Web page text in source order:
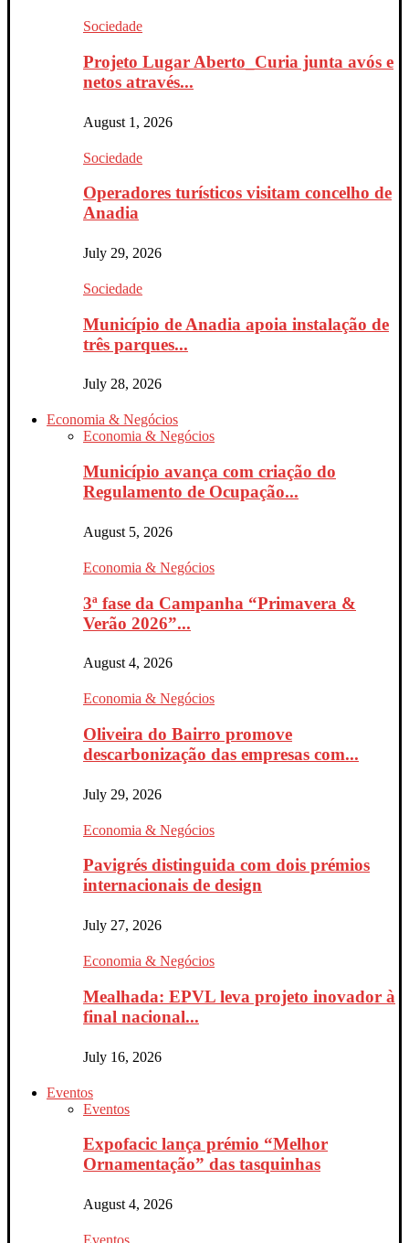
Sociedade
Projeto Lugar Aberto_Curia junta avós e
netos através...
August 1, 2026
Sociedade
Operadores turísticos visitam concelho de
Anadia
July 29, 2026
Sociedade
Município de Anadia apoia instalação de
três parques...
July 28, 2026
Economia & Negócios
Economia & Negócios
Município avança com criação do
Regulamento de Ocupação...
August 5, 2026
Economia & Negócios
3ª fase da Campanha “Primavera &
Verão 2026”...
August 4, 2026
Economia & Negócios
Oliveira do Bairro promove
descarbonização das empresas com...
July 29, 2026
Economia & Negócios
Pavigrés distinguida com dois prémios
internacionais de design
July 27, 2026
Economia & Negócios
Mealhada: EPVL leva projeto inovador à
final nacional...
July 16, 2026
Eventos
Eventos
Expofacic lança prémio “Melhor
Ornamentação” das tasquinhas
August 4, 2026
Eventos